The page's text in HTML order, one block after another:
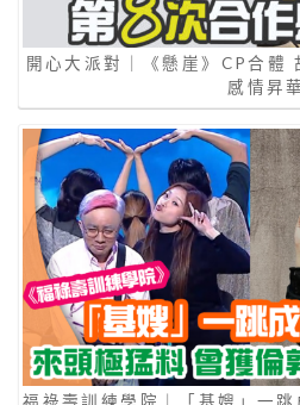
開心大派對｜《懸崖》CP合體
感情昇華